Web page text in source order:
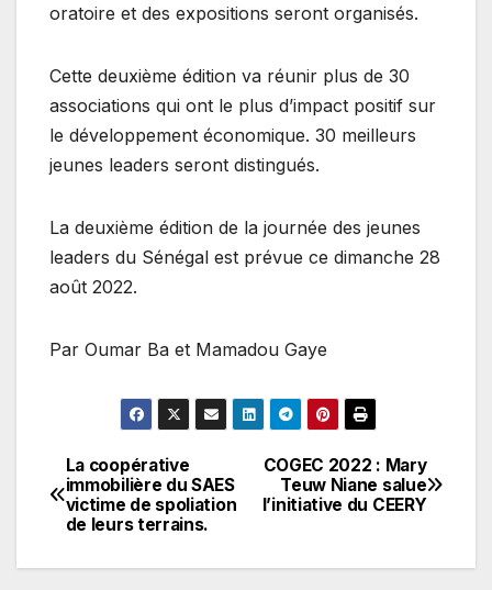
oratoire et des expositions seront organisés.
Cette deuxième édition va réunir plus de 30
associations qui ont le plus d’impact positif sur
le développement économique. 30 meilleurs
jeunes leaders seront distingués.
La deuxième édition de la journée des jeunes
leaders du Sénégal est prévue ce dimanche 28
août 2022.
Par Oumar Ba et Mamadou Gaye
Navigation
de
l’article
COGEC 2022 : Mary
Teuw Niane salue
l’initiative du CEERY
La coopérative
immobilière du SAES
victime de spoliation
de leurs terrains.